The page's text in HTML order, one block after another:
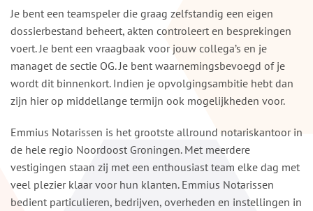
Je bent een teamspeler die graag zelfstandig een eigen
dossierbestand beheert, akten controleert en besprekingen
voert. Je bent een vraagbaak voor jouw collega’s en je
managet de sectie OG. Je bent waarnemingsbevoegd of je
wordt dit binnenkort. Indien je opvolgingsambitie hebt dan
zijn hier op middellange termijn ook mogelijkheden voor.
Emmius Notarissen is het grootste allround notariskantoor in
de hele regio Noordoost Groningen. Met meerdere
vestigingen staan zij met een enthousiast team elke dag met
veel plezier klaar voor hun klanten. Emmius Notarissen
bedient particulieren, bedrijven, overheden en instellingen in